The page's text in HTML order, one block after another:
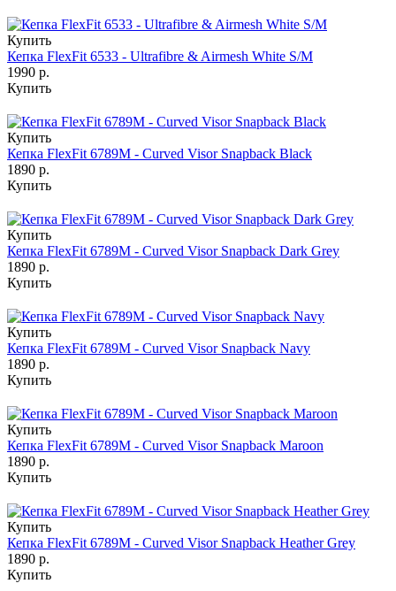
Купить
Кепка FlexFit 6533 - Ultrafibre & Airmesh White S/M
1990 р.
Купить
Купить
Кепка FlexFit 6789M - Curved Visor Snapback Black
1890 р.
Купить
Купить
Кепка FlexFit 6789M - Curved Visor Snapback Dark Grey
1890 р.
Купить
Купить
Кепка FlexFit 6789M - Curved Visor Snapback Navy
1890 р.
Купить
Купить
Кепка FlexFit 6789M - Curved Visor Snapback Maroon
1890 р.
Купить
Купить
Кепка FlexFit 6789M - Curved Visor Snapback Heather Grey
1890 р.
Купить